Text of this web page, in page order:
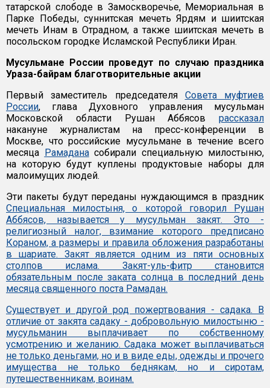
татарской слободе в Замоскворечье, Мемориальная в
Парке Победы, суннитская мечеть Ярдям и шиитская
мечеть Инам в Отрадном, а также шиитская мечеть в
посольском городке Исламской Республики Иран.
Мусульмане России проведут по случаю праздника
Ураза-байрам благотворительные акции
Первый заместитель председателя Совета муфтиев
России, глава Духовного управления мусульман
Московской области Рушан Аббясов рассказал
накануне журналистам на пресс-конференции в
Москве, что российские мусульмане в течение всего
месяца Рамаданасобирали специальную милостыню,
на которую будут куплены продуктовые наборы для
малоимущих людей.
Эти пакеты будут переданы нуждающимся в праздник
Специальная милостыня, о которой говорил Рушан
Аббясов, называется у мусульман закят. Это -
религиозный налог, взимание которого предписано
Кораном, а размеры и правила обложения разработаны
в шариате. Закят является одним из пяти основных
столпов ислама. Закят-уль-фитр становится
обязательным после заката солнца в последний день
месяца священного поста Рамадан.
Существует и другой род пожертвования - садака. В
отличие от закята садаку - добровольную милостыню -
мусульманин выплачивает по собственному
усмотрению и желанию. Садака может выплачиваться
не только деньгами, но и в виде еды, одежды и прочего
имущества не только беднякам, но и сиротам,
путешественникам, воинам.